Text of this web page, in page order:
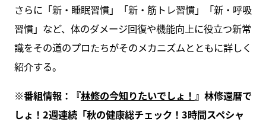
さらに「新・睡眠習慣」「新・筋トレ習慣」「新・呼吸
習慣」など、体のダメージ回復や機能向上に役立つ新常
識をその道のプロたちがそのメカニズムとともに詳しく
紹介する。
※番組情報：『林修の今知りたいでしょ！ 』林修還暦で
しょ！2週連続「秋の健康総チェック！3時間スペシャ